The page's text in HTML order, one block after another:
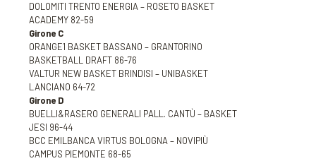
DOLOMITI TRENTO ENERGIA – ROSETO BASKET
ACADEMY 82-59
Girone C
ORANGE1 BASKET BASSANO – GRANTORINO
BASKETBALL DRAFT 86-76
VALTUR NEW BASKET BRINDISI – UNIBASKET
LANCIANO 64-72
Girone D
BUELLI&RASERO GENERALI PALL. CANTÙ – BASKET
JESI 96-44
BCC EMILBANCA VIRTUS BOLOGNA – NOVIPIÙ
CAMPUS PIEMONTE 68-65